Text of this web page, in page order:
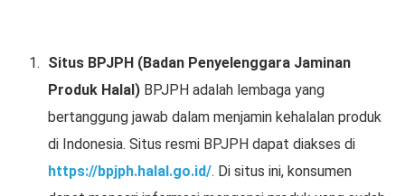
Situs BPJPH (Badan Penyelenggara Jaminan
Produk Halal)BPJPH adalah lembaga yang
bertanggung jawab dalam menjamin kehalalan produk
di Indonesia. Situs resmi BPJPH dapat diakses di
https://bpjph.halal.go.id/. Di situs ini, konsumen